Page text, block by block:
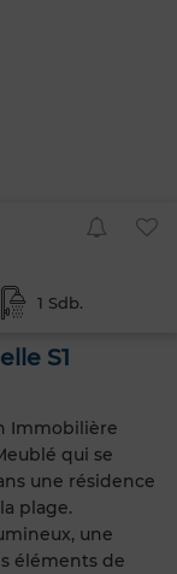
1 Sdb.
S1
Immobilière
qui se
une résidence
plage.
une
éléments de